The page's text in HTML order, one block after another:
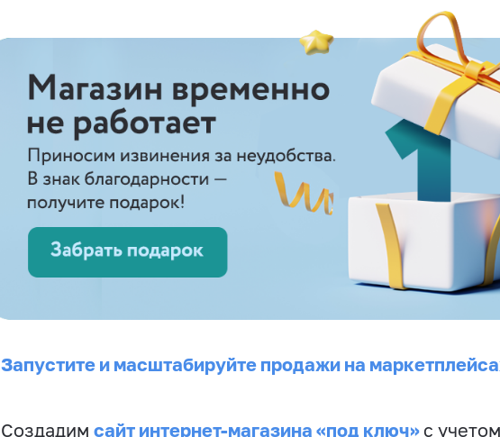
Запустите и масштабируйте продажи на
Создадим сайт интернет-магазина «под ключ» с учетом